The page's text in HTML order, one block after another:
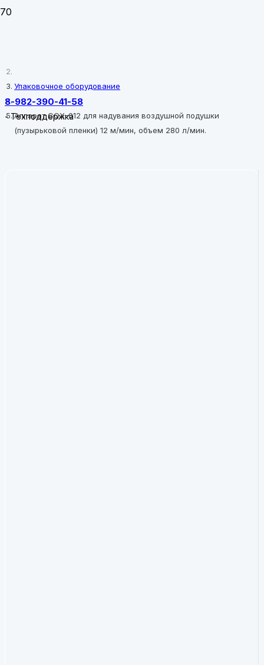
8-982-390-41-58
-Техподдержка
Упаковочное оборудование
Аппарат CQX-012 для надувания воздушной подушки
(пузырьковой пленки) 12 м/мин, объем 280 л/мин.